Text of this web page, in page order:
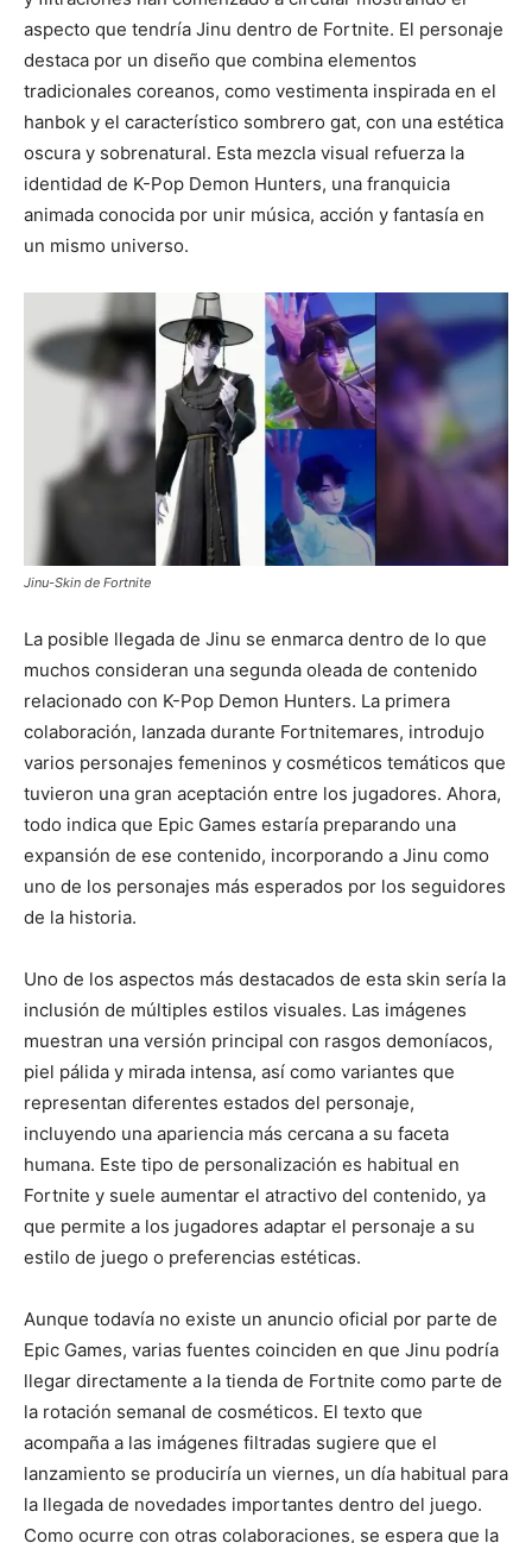
aspecto que tendría Jinu dentro de Fortnite. El personaje
destaca por un diseño que combina elementos
tradicionales coreanos, como vestimenta inspirada en el
hanbok y el característico sombrero gat, con una estética
oscura y sobrenatural. Esta mezcla visual refuerza la
identidad de K-Pop Demon Hunters, una franquicia
animada conocida por unir música, acción y fantasía en
un mismo universo.
Jinu-Skin de Fortnite
La posible llegada de Jinu se enmarca dentro de lo que
muchos consideran una segunda oleada de contenido
relacionado con K-Pop Demon Hunters. La primera
colaboración, lanzada durante Fortnitemares, introdujo
varios personajes femeninos y cosméticos temáticos que
tuvieron una gran aceptación entre los jugadores. Ahora,
todo indica que Epic Games estaría preparando una
expansión de ese contenido, incorporando a Jinu como
uno de los personajes más esperados por los seguidores
de la historia.
Uno de los aspectos más destacados de esta skin sería la
inclusión de múltiples estilos visuales. Las imágenes
muestran una versión principal con rasgos demoníacos,
piel pálida y mirada intensa, así como variantes que
representan diferentes estados del personaje,
incluyendo una apariencia más cercana a su faceta
humana. Este tipo de personalización es habitual en
Fortnite y suele aumentar el atractivo del contenido, ya
que permite a los jugadores adaptar el personaje a su
estilo de juego o preferencias estéticas.
Aunque todavía no existe un anuncio oficial por parte de
Epic Games, varias fuentes coinciden en que Jinu podría
llegar directamente a la tienda de Fortnite como parte de
la rotación semanal de cosméticos. El texto que
acompaña a las imágenes filtradas sugiere que el
lanzamiento se produciría un viernes, un día habitual para
la llegada de novedades importantes dentro del juego.
Como ocurre con otras colaboraciones, se espera que la